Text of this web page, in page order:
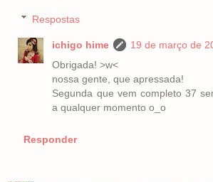
Respostas
ichigo hime
19 de março de
Obrigada! >w<
nossa gente, que apressada!
Segunda que vem completo 37
a qualquer momento o_o
Responder